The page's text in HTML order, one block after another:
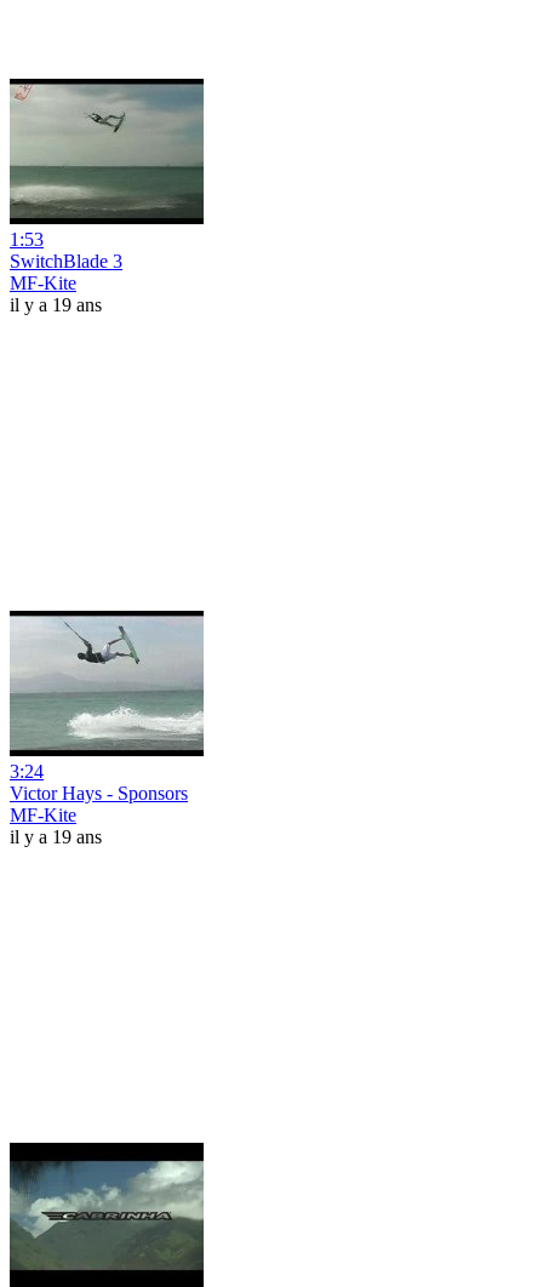
1:53
SwitchBlade 3
MF-Kite
il y a 19 ans
3:24
Victor Hays - Sponsors
MF-Kite
il y a 19 ans